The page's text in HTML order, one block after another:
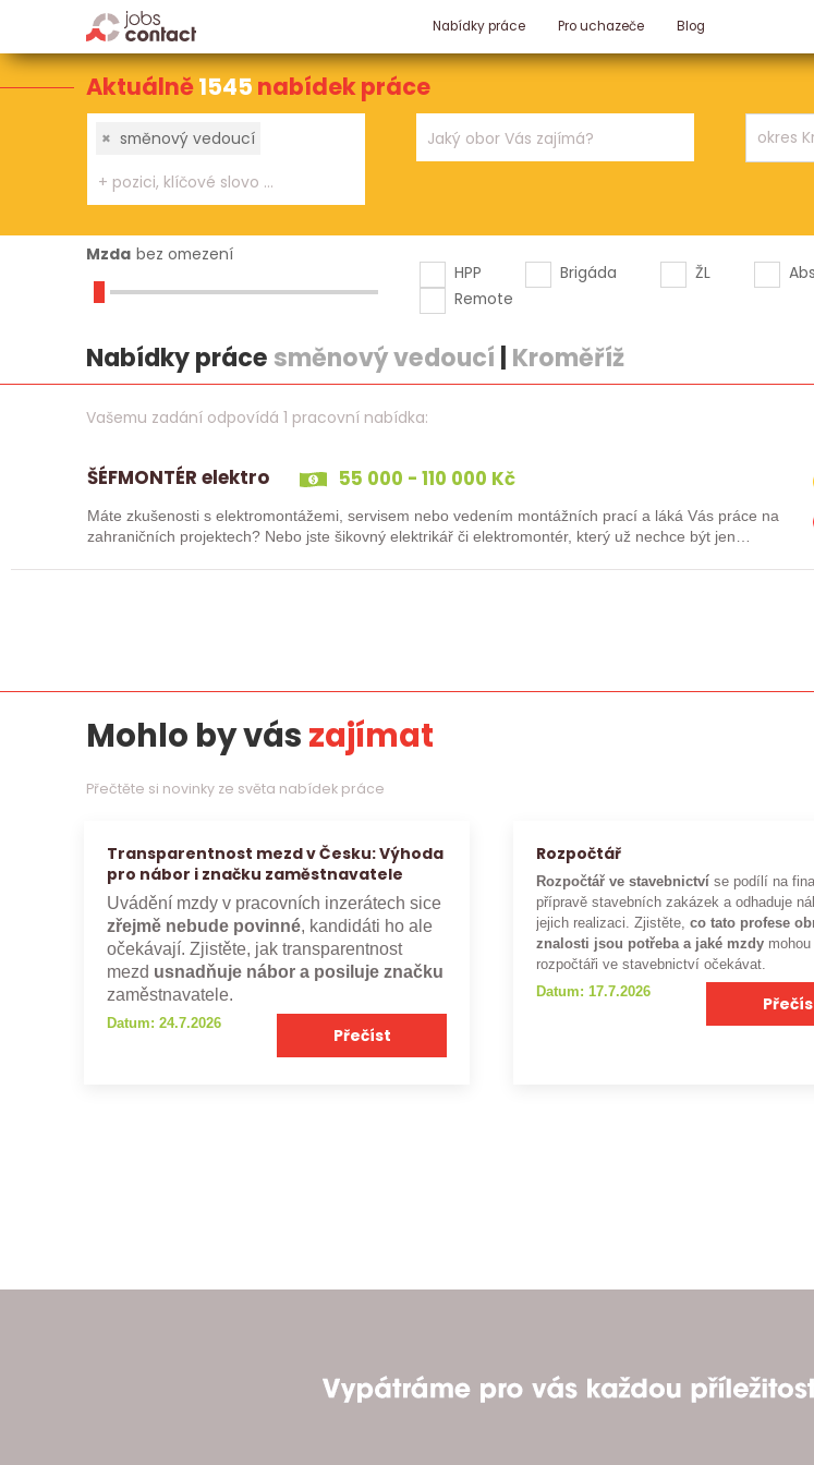
Nabídky práce Pro uchazeče Blog
Aktuálně1545 nabídek práce
× směnový vedoucí
Mzda bez omezení
HPP
Brigáda ŽL
Remote
Nabídky práce směnový vedoucí Kroměříž
Vašemu zadání odpovídá 1 pracovní nabídka:
ŠÉFMONTÉR elektro 55 000 - 110 000 Kč
Máte zkušenosti s elektromontážemi, servisem nebo vedením montážních prací a láká Vás práce na
zahraničních projektech? Nebo jste šikovný elektrikář či elektromontér, který už nechce být jen
Mohlo by vászajímat
Přečtěte si novinky ze světa nabídek práce
Transparentnost mezd v Česku: Výhoda
pro nábor i značku zaměstnavatele
Uvádění mzdy v pracovních inzerátech sice
zřejmě nebude povinné, kandidáti ho ale
očekávají. Zjistěte, jak transparentnost
mezd usnadňuje nábor a posiluje značku
zaměstnavatele.
Datum: 24.7.2026
Přečíst
Rozpočtář
Rozpočtář ve stavebnictví se podílí na
přípravě stavebních zakázek a odhaduje
jejich realizaci. Zjistěte,co tato profese
znalosti jsou potřeba a jaké mzdy mohou
rozpočtáři ve stavebnictví očekávat.
Datum: 17.7.2026